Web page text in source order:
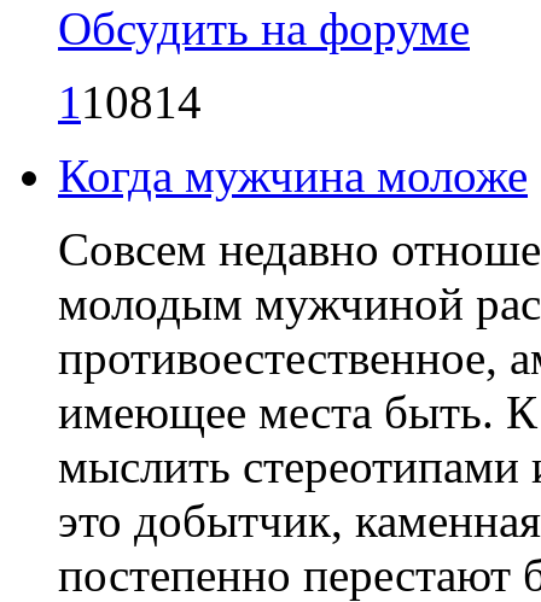
Обсудить на форуме
110814
Когда мужчина моложе
Совсем недавно
молодым мужчиной
противоестественное,
имеющее места быть. К
мыслить
это добытчик,
постепенно перестают